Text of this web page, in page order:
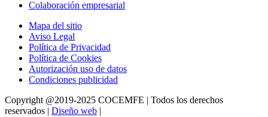
Colaboración empresarial
Mapa del sitio
Aviso Legal
Política de Privacidad
Política de Cookies
Autorización uso de datos
Condiciones publicidad
Copyright @2019-2025 COCEMFE | Todos los derechos
reservados | Diseño web |